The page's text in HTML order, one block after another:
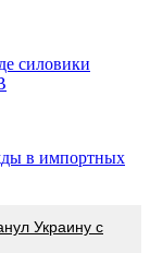
силовики
в импортных
Украину с